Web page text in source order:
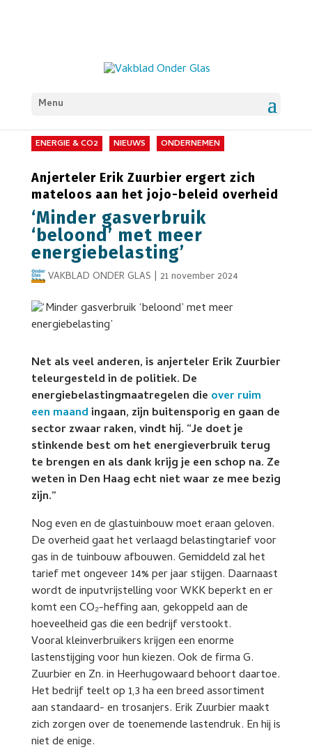
Menu
ENERGIE & CO2 NIEUWS ONDERNEMEN
Anjerteler Erik Zuurbier ergert zich
mateloos aan het jojo-beleid overheid
‘Minder gasverbruik
‘beloond’ met meer
energiebelasting’
VAKBLAD ONDER GLAS | 21 november 2024
Net als veel anderen, is anjerteler Erik Zuurbier
teleurgesteld in de politiek. De
energiebelastingmaatregelen die over ruim
een maandingaan, zijn buitensporig en gaan de
sector zwaar raken, vindt hij. “Je doet je
stinkende best om het energieverbruik terug
te brengen en als dank krijg je een schop na. Ze
weten in Den Haag echt niet waar ze mee bezig
zijn.”
Nog even en de glastuinbouw moet eraan geloven.
De overheid gaat het verlaagd belastingtarief voor
gas in de tuinbouw afbouwen. Gemiddeld zal het
tarief met ongeveer 14% per jaar stijgen. Daarnaast
wordt de inputvrijstelling voor WKK beperkt en er
komt een CO₂-heffing aan, gekoppeld aan de
hoeveelheid gas die een bedrijf verstookt.
Vooral kleinverbruikers krijgen een enorme
lastenstijging voor hun kiezen. Ook de firma G.
Zuurbier en Zn. in Heerhugowaard behoort daartoe.
Het bedrijf teelt op 1,3 ha een breed assortiment
aan standaard- en trosanjers. Erik Zuurbier maakt
zich zorgen over de toenemende lastendruk. En hij is
niet de enige.